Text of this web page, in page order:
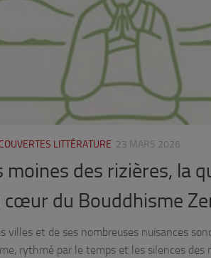
LITTÉRATURE 23 MARS 2026
moines des rizières, la
cœur du Bouddhisme
villes et de ses nombreuses nuisances
rythmé par le temps et les silences des